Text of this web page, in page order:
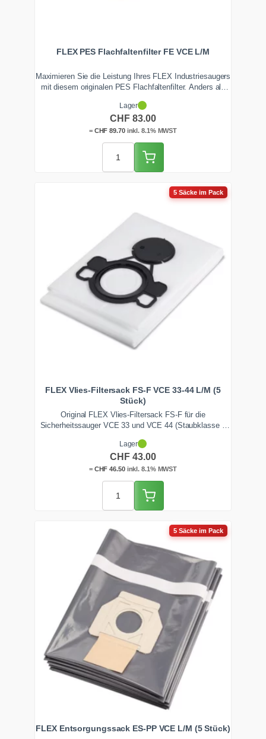
FLEX PES Flachfaltenfilter FE VCE L/M
Maximieren Sie die Leistung Ihres FLEX Industriesaugers
mit diesem originalen PES Flachfaltenfilter. Anders als
und extrem langlebig – für konstant hohe Saugkraft und
eine optimale Filterabreinigung auf der Baustelle.
Lager
CHF 83.00
= CHF 89.70inkl. 8.1% MWST
5 Säcke im Pack
FLEX Vlies-Filtersack FS-F VCE 33-44 L/M (5
Stück)
Original FLEX Vlies-Filtersack FS-F für die
Sicherheitssauger VCE 33 und VCE 44 (Staubklasse L
bindet Feinstaub im Inneren, hält die Saugkraft länger
konstant als Papier und schützt den Hauptfilter. Ab Lager
Zentralschweiz.
Lager
CHF 43.00
= CHF 46.50inkl. 8.1% MWST
5 Säcke im Pack
FLEX Entsorgungssack ES-PP VCE L/M (5 Stück)